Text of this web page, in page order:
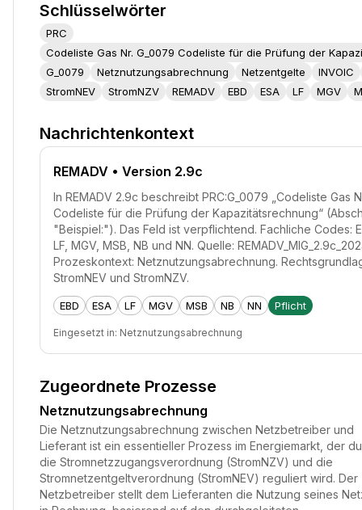
Schlüsselwörter
PRC
Codeliste Gas Nr. G_0079 Codeliste für die Prüfung der
G_0079
Netznutzungsabrechnung Netzentgelte
INVOIC
StromNEV
StromNZV REMADV EBD ESA LF MGV
Nachrichtenkontext
REMADV • Version 2.9c
In REMADV 2.9c beschreibt PRC:G_0079 „Codeliste Gas
Codeliste für die Prüfung der Kapazitätsrechnung“
"Beispiel:"). Das Feld ist verpflichtend. Fachliche Codes:
LF, MGV, MSB, NB und NN. Quelle:
Prozeskontext: Netznutzungsabrechnung.
StromNEV und StromNZV.
EBD ESA LF MGV MSB NB NN Pflicht
Eingesetzt in: Netznutzungsabrechnung
Zugeordnete Prozesse
Netznutzungsabrechnung
Die Netznutzungsabrechnung zwischen Netzbetreiber und
Lieferant ist ein essentieller Prozess im Energiemarkt, der
die Stromnetzzugangsverordnung (StromNZV) und die
Stromnetzentgeltverordnung (StromNEV) reguliert wird. Der
Netzbetreiber stellt dem Lieferanten die Nutzung seines